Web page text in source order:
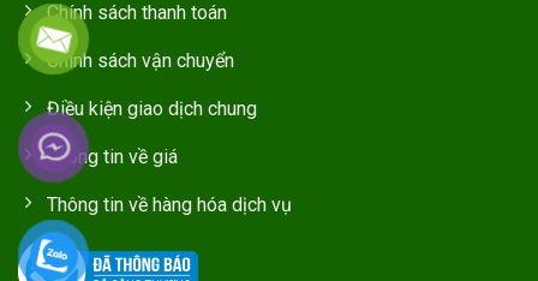
Chính sách thanh toán
Chính sách vận chuyển
Điều kiện giao dịch chung
Thông tin về giá
Thông tin về hàng hóa dịch vụ